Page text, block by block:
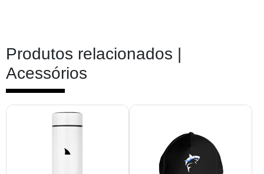
Produtos relacionados |
Acessórios